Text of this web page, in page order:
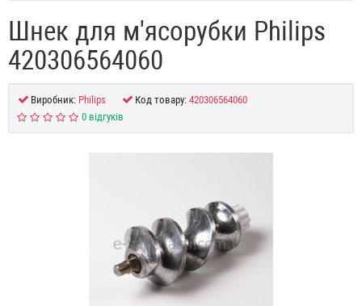
Шнек для м'ясорубки Philips
420306564060
Виробник: Philips Код товару: 420306564060
0 відгуків